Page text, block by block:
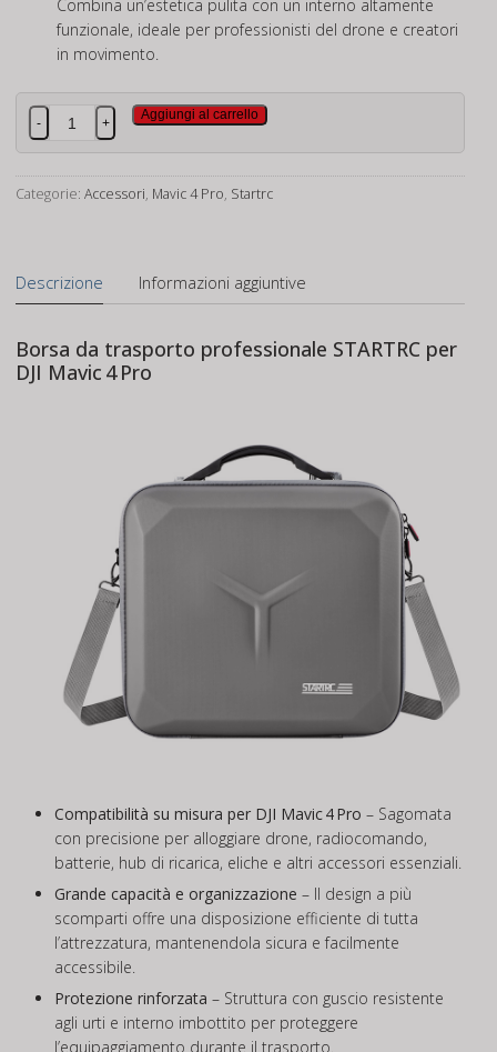
Combina un’estetica pulita con un interno altamente
funzionale, ideale per professionisti del drone e creatori
in movimento.
Dji
Mavic
PRO
quantità
- +
Aggiungi al carrello
Categorie: Accessori, Mavic 4 Pro, Startrc
Descrizione Informazioni aggiuntive
Borsa da trasporto professionale STARTRC per
DJI Mavic 4 Pro
Compatibilità su misura per DJI Mavic 4 Pro – Sagomata
con precisione per alloggiare drone, radiocomando,
batterie, hub di ricarica, eliche e altri accessori essenziali.
Grande capacità e organizzazione – Il design a più
scomparti offre una disposizione efficiente di tutta
l’attrezzatura, mantenendola sicura e facilmente
accessibile.
Protezione rinforzata – Struttura con guscio resistente
agli urti e interno imbottito per proteggere
l’equipaggiamento durante il trasporto.